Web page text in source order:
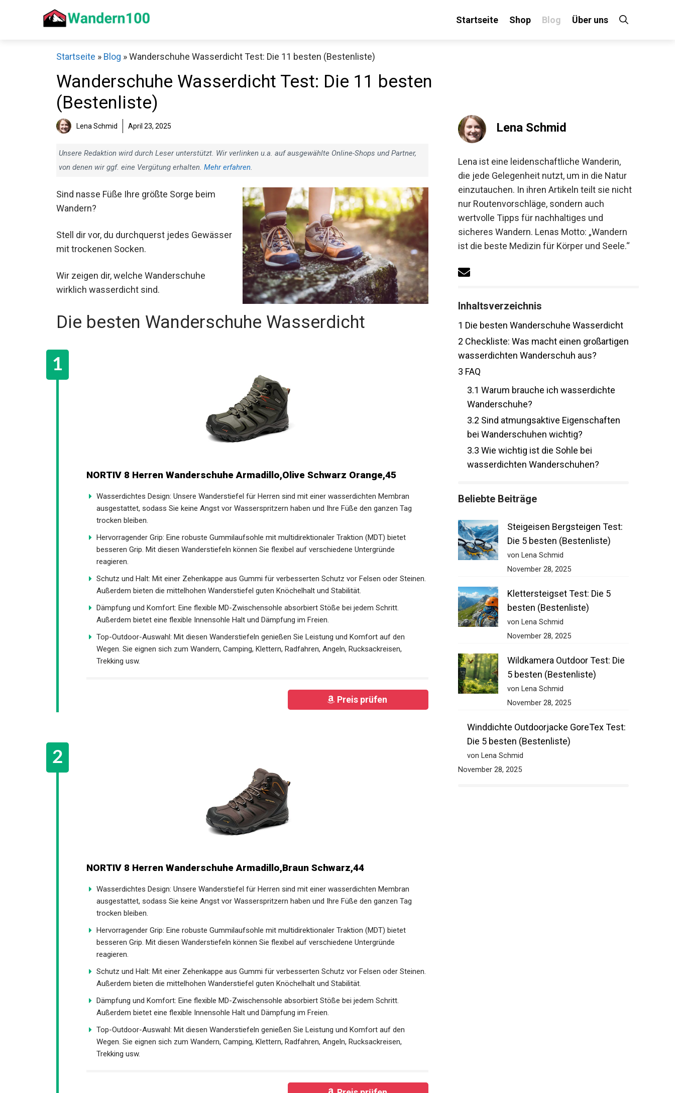
Startseite Shop Blog Über uns
Startseite » Blog »Wanderschuhe Wasserdicht Test: Die 11 besten (Bestenliste)
Wanderschuhe Wasserdicht Test: Die 11 besten
(Bestenliste)
Lena Schmid April 23, 2025
Unsere Redaktion wird durch Leser unterstützt. Wir verlinken u.a. auf ausgewählte Online-Shops und Partner,
von denen wir ggf. eine Vergütung erhalten. Mehr erfahren.
Sind nasse Füße Ihre größte Sorge beim
Wandern?
Stell dir vor, du durchquerst jedes Gewässer
mit trockenen Socken.
Wir zeigen dir, welche Wanderschuhe
wirklich wasserdicht sind.
Die besten Wanderschuhe Wasserdicht
NORTIV 8 Herren Wanderschuhe Armadillo,Olive Schwarz Orange,45
Wasserdichtes Design: Unsere Wanderstiefel für Herren sind mit einer wasserdichten Membran
ausgestattet, sodass Sie keine Angst vor Wasserspritzern haben und Ihre Füße den ganzen Tag
trocken bleiben.
Hervorragender Grip: Eine robuste Gummilaufsohle mit multidirektionaler Traktion (MDT) bietet
besseren Grip. Mit diesen Wanderstiefeln können Sie flexibel auf verschiedene Untergründe
reagieren.
Schutz und Halt: Mit einer Zehenkappe aus Gummi für verbesserten Schutz vor Felsen oder
Steinen. Außerdem bieten die mittelhohen Wanderstiefel guten Knöchelhalt und Stabilität.
Dämpfung und Komfort: Eine flexible MD-Zwischensohle absorbiert Stöße bei jedem Schritt.
Außerdem bietet eine flexible Innensohle Halt und Dämpfung im Freien.
Top-Outdoor-Auswahl: Mit diesen Wanderstiefeln genießen Sie Leistung und Komfort auf den
Wegen. Sie eignen sich zum Wandern, Camping, Klettern, Radfahren, Angeln, Rucksackreisen,
Trekking usw.
Preis prüfen
NORTIV 8 Herren Wanderschuhe Armadillo,Braun Schwarz,44
Wasserdichtes Design: Unsere Wanderstiefel für Herren sind mit einer wasserdichten Membran
ausgestattet, sodass Sie keine Angst vor Wasserspritzern haben und Ihre Füße den ganzen Tag
trocken bleiben.
Hervorragender Grip: Eine robuste Gummilaufsohle mit multidirektionaler Traktion (MDT) bietet
besseren Grip. Mit diesen Wanderstiefeln können Sie flexibel auf verschiedene Untergründe
reagieren.
Schutz und Halt: Mit einer Zehenkappe aus Gummi für verbesserten Schutz vor Felsen oder
Steinen. Außerdem bieten die mittelhohen Wanderstiefel guten Knöchelhalt und Stabilität.
Dämpfung und Komfort: Eine flexible MD-Zwischensohle absorbiert Stöße bei jedem Schritt.
Außerdem bietet eine flexible Innensohle Halt und Dämpfung im Freien.
Top-Outdoor-Auswahl: Mit diesen Wanderstiefeln genießen Sie Leistung und Komfort auf den
Wegen. Sie eignen sich zum Wandern, Camping, Klettern, Radfahren, Angeln, Rucksackreisen,
Trekking usw.
Lena Schmid
Lena ist eine leidenschaftliche Wanderin,
die jede Gelegenheit nutzt, um in die Natur
einzutauchen. In ihren Artikeln teilt sie
nicht nur Routenvorschläge, sondern auch
wertvolle Tipps für nachhaltiges und
sicheres Wandern. Lenas Motto: „Wandern
ist die beste Medizin für Körper und Seele.“
Inhaltsverzeichnis
Die besten Wanderschuhe Wasserdicht
Checkliste: Was macht einen
großartigen wasserdichten Wanderschuh
aus?
FAQ
3.1Warum brauche ich wasserdichte
Wanderschuhe?
3.2Sind atmungsaktive Eigenschaften
bei Wanderschuhen wichtig?
3.3Wie wichtig ist die Sohle bei
Steigeisen Bergsteigen Test:
Die 5 besten (Bestenliste)
von Lena Schmid
Klettersteigset Test: Die 5
besten (Bestenliste)
von Lena Schmid
Wildkamera Outdoor Test: Die
5 besten (Bestenliste)
von Lena Schmid
Winddichte Outdoorjacke GoreTex Test:
Die 5 besten (Bestenliste)
von Lena Schmid
Decathlon Sale
Schaue dir jetzt die meistverkauften Produkte im Sale bei Decathlon an!
Jetzt anschauen